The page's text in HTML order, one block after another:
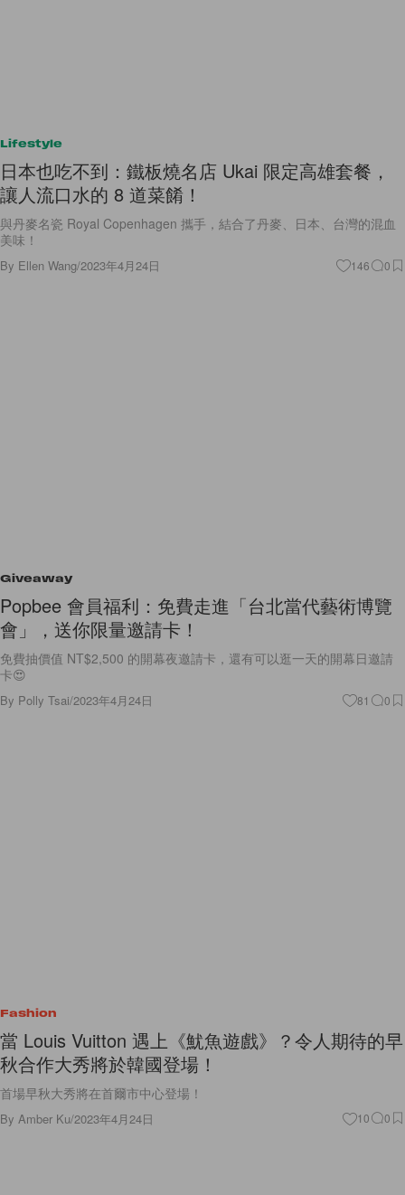
Lifestyle
日本也吃不到：鐵板燒名店 Ukai 限定高雄套餐，
讓人流口水的 8 道菜餚！
與丹麥名瓷 Royal Copenhagen 攜手，結合了丹麥、日本、台灣的混血
美味！
By Ellen Wang/2023年4月24日 146 0
Giveaway
Popbee 會員福利：免費走進「台北當代藝術博覽
會」，送你限量邀請卡！
免費抽價值 NT$2,500 的開幕夜邀請卡，還有可以逛一天的開幕日邀請
卡😍
By Polly Tsai/2023年4月24日 81 0
Fashion
當 Louis Vuitton 遇上《魷魚遊戲》？令人期待的早
秋合作大秀將於韓國登場！
首場早秋大秀將在首爾市中心登場！
By Amber Ku/2023年4月24日 10 0